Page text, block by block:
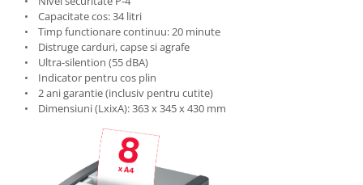
Accesorii localizare (FindMy)
Cartuse, tonere, consumabile PC
Standuri PC si suporturi
ergonomice
Suporturi si huse telefoane &
Periferice PC si accesorii
Ergnonomice
• Capacitate cos: 34 litri
• Timp functionare continuu: 20 minute
• Distruge carduri, capse si agrafe
• Ultra-silention (55 dBA)
• Indicator pentru cos plin
• 2 ani garantie (inclusiv pentru cutite)
• Dimensiuni (LxixA): 363 x 345 x 430 mm